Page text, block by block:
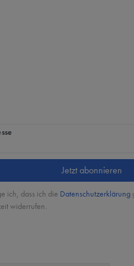
Jetzt abonnieren
ich, dass ich die Daten­schutz­erklärung
widerrufen.